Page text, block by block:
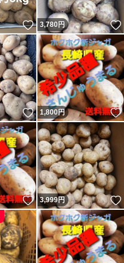
いいね！
3,780円
いいね！
1,800 円
いいね！
3,999円